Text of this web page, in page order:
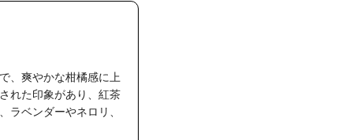
、爽やかな柑橘感に上
れた印象があり、紅茶
ベンダーやネロリ、